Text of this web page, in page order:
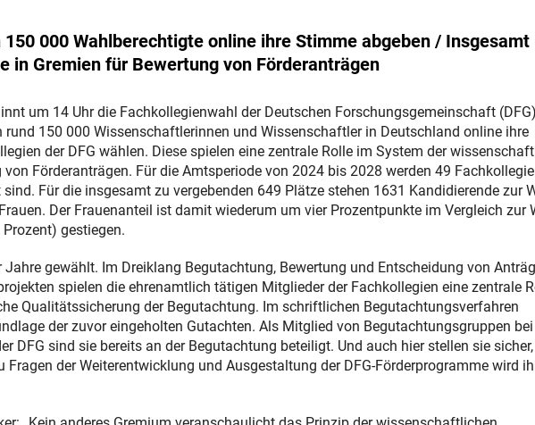
150 000 Wahlberechtigte online ihre Stimme abgeben / Insgesamt
in Gremien für Bewertung von Förderanträgen
um 14 Uhr die Fachkollegienwahl der Deutschen Forschungsgemeinschaft
rund 150 000 Wissenschaftlerinnen und Wissenschaftler in Deutschland online ihre
der DFG wählen. Diese spielen eine zentrale Rolle im System der
Förderanträgen. Für die Amtsperiode von 2024 bis 2028 werden 49
Für die insgesamt zu vergebenden 649 Plätze stehen 1631 Kandidierende zur
Der Frauenanteil ist damit wiederum um vier Prozentpunkte im Vergleich zur
gestiegen.
Jahre gewählt. Im Dreiklang Begutachtung, Bewertung und Entscheidung von
spielen die ehrenamtlich tätigen Mitglieder der Fachkollegien eine zentrale
Qualitätssicherung der Begutachtung. Im schriftlichen Begutachtungsverfahren
der zuvor eingeholten Gutachten. Als Mitglied von Begutachtungsgruppen
DFG sind sie bereits an der Begutachtung beteiligt. Und auch hier stellen sie
der Weiterentwicklung und Ausgestaltung der DFG-Förderprogramme wird